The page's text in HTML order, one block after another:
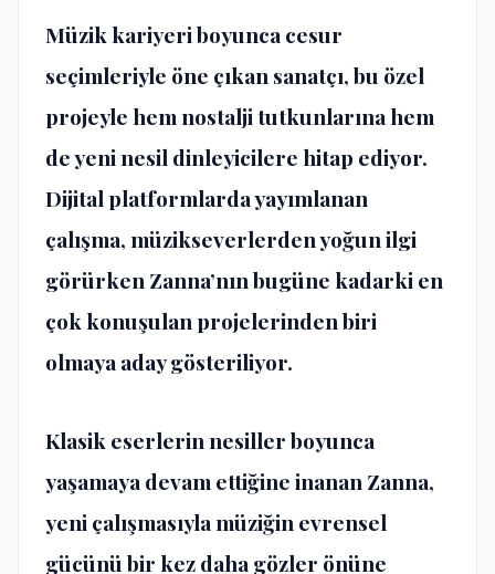
Müzik kariyeri boyunca cesur
seçimleriyle öne çıkan sanatçı, bu özel
projeyle hem nostalji tutkunlarına hem
de yeni nesil dinleyicilere hitap ediyor.
Dijital platformlarda yayımlanan
çalışma, müzikseverlerden yoğun ilgi
görürken Zanna’nın bugüne kadarki en
çok konuşulan projelerinden biri
olmaya aday gösteriliyor.
Klasik eserlerin nesiller boyunca
yaşamaya devam ettiğine inanan Zanna,
yeni çalışmasıyla müziğin evrensel
gücünü bir kez daha gözler önüne